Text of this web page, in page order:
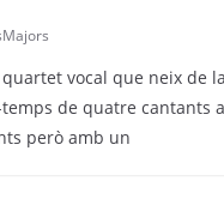
vocal que neix de la
de quatre cantants
però amb un